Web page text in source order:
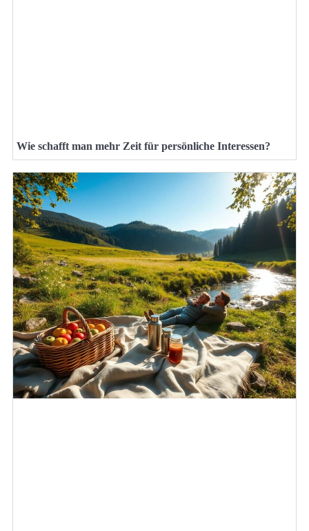
Wie schafft man mehr Zeit für persönliche Interessen?